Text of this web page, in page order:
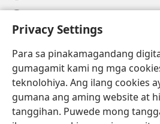
Privacy Settings
Para sa pinakamagandang
gumagamit kami ng mga
teknolohiya. Ang ilang cookies
gumana ang aming website at
tanggihan. Puwede mong
(may
na
bagong
window)
Watchtower ONLINE LIBRARY™
(may
bubukas
na
bagong
JW Hub ®
(may